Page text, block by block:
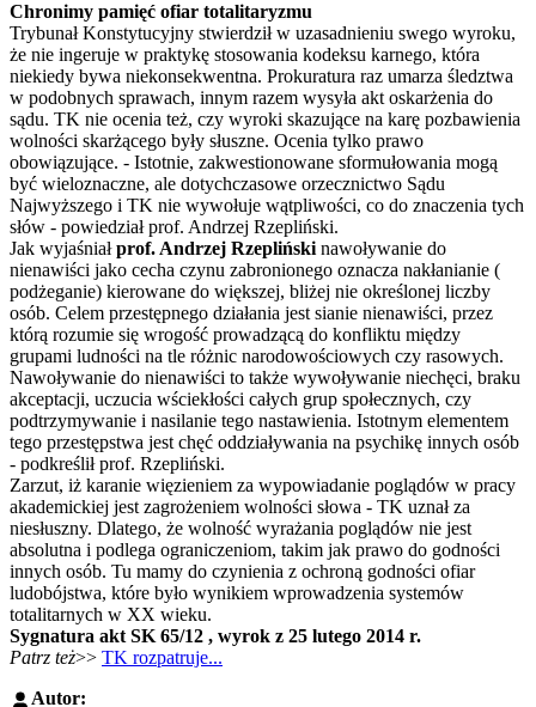
Chronimy pamięć ofiar totalitaryzmu
Trybunał Konstytucyjny stwierdził w uzasadnieniu swego wyroku,
że nie ingeruje w praktykę stosowania kodeksu karnego, która
niekiedy bywa niekonsekwentna. Prokuratura raz umarza śledztwa
w podobnych sprawach, innym razem wysyła akt oskarżenia do
sądu. TK nie ocenia też, czy wyroki skazujące na karę pozbawienia
wolności skarżącego były słuszne. Ocenia tylko prawo
obowiązujące. - Istotnie, zakwestionowane sformułowania mogą
być wieloznaczne, ale dotychczasowe orzecznictwo Sądu
Najwyższego i TK nie wywołuje wątpliwości, co do znaczenia tych
słów - powiedział prof. Andrzej Rzepliński.
Jak wyjaśniałprof. Andrzej Rzeplińskinawoływanie do
nienawiści jako cecha czynu zabronionego oznacza nakłanianie (
podżeganie) kierowane do większej, bliżej nie określonej liczby
osób. Celem przestępnego działania jest sianie nienawiści, przez
którą rozumie się wrogość prowadzącą do konfliktu między
grupami ludności na tle różnic narodowościowych czy rasowych.
Nawoływanie do nienawiści to także wywoływanie niechęci, braku
akceptacji, uczucia wściekłości całych grup społecznych, czy
podtrzymywanie i nasilanie tego nastawienia. Istotnym elementem
tego przestępstwa jest chęć oddziaływania na psychikę innych osób
- podkreślił prof. Rzepliński.
Zarzut, iż karanie więzieniem za wypowiadanie poglądów w pracy
akademickiej jest zagrożeniem wolności słowa - TK uznał za
niesłuszny. Dlatego, że wolność wyrażania poglądów nie jest
absolutna i podlega ograniczeniom, takim jak prawo do godności
innych osób. Tu mamy do czynienia z ochroną godności ofiar
ludobójstwa, które było wynikiem wprowadzenia systemów
totalitarnych w XX wieku.
Sygnatura akt SK 65/12 , wyrok z 25 lutego 2014 r.
Patrz też>> TK rozpatruje...
Autor: